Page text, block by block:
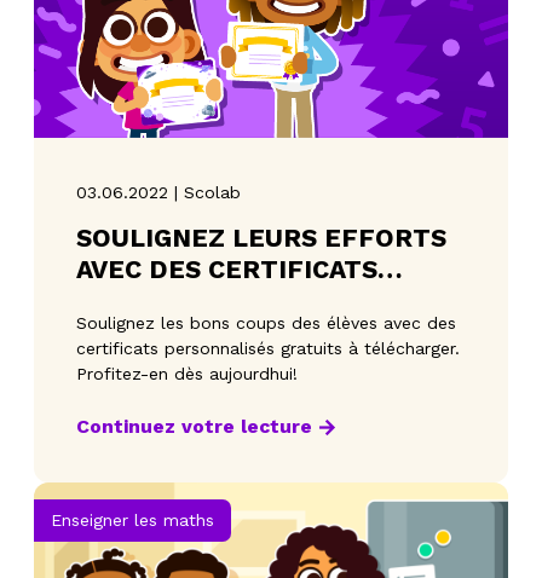
03.06.2022 | Scolab
SOULIGNEZ LEURS EFFORTS
AVEC DES CERTIFICATS
Soulignez les bons coups des élèves avec des
certificats personnalisés gratuits à télécharger.
Profitez-en dès aujourdhui!
Continuez votre lecture
Enseigner les maths